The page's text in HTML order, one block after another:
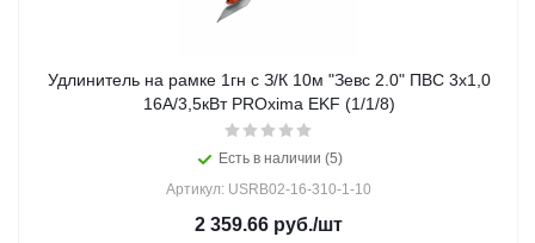
Удлинитель на рамке 1гн с З/К 10м "Зевс 2.0" ПВС 3х1,0
16А/3,5кВт PROxima EKF (1/1/8)
Есть в наличии (5)
Артикул: USRB02-16-310-1-10
2 359.66 руб./шт